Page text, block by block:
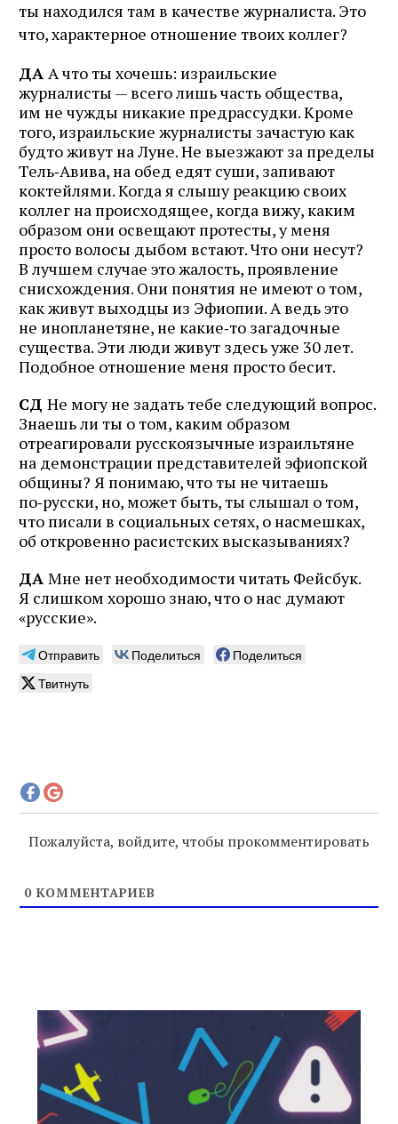
ты находился там в качестве журналиста. Это
что, характерное отношение твоих коллег?
ДА А что ты хочешь: израильские
журналисты — всего лишь часть общества,
им не чужды никакие предрассудки. Кроме
того, израильские журналисты зачастую как
будто живут на Луне. Не выезжают за пределы
Тель‑Авива, на обед едят суши, запивают
коктейлями. Когда я слышу реакцию своих
коллег на происходящее, когда вижу, каким
образом они освещают протесты, у меня
просто волосы дыбом встают. Что они несут?
В лучшем случае это жалость, проявление
снисхождения. Они понятия не имеют о том,
как живут выходцы из Эфиопии. А ведь это
не инопланетяне, не какие‑то загадочные
существа. Эти люди живут здесь уже 30 лет.
Подобное отношение меня просто бесит.
СД Не могу не задать тебе следующий вопрос.
Знаешь ли ты о том, каким образом
отреагировали русскоязычные израильтяне
на демонстрации представителей эфиопской
общины? Я понимаю, что ты не читаешь
по‑русски, но, может быть, ты слышал о том,
что писали в социальных сетях, о насмешках,
об откровенно расистских высказываниях?
ДА Мне нет необходимости читать Фейсбук.
Я слишком хорошо знаю, что о нас думают
«русские».
Отправить Поделиться
Поделиться
Твитнуть
Пожалуйста, войдите, чтобы прокомментировать
0 КОММЕНТАРИЕВ